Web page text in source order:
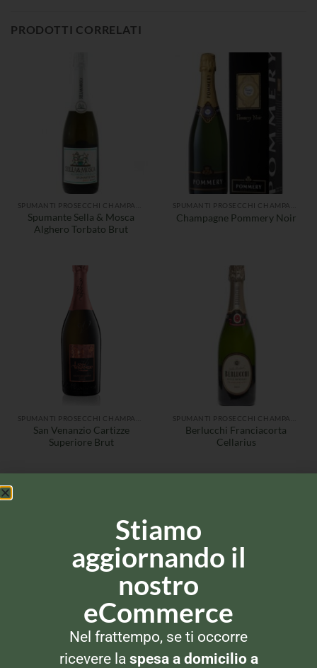
PRODOTTI CORRELATI
Spumante Sella & Mosca
Alghero Torbato Brut
Champagne Pommery Noir
San Venanzio Cartizze
Superiore Brut
Berlucchi Franciacorta
Cellarius
Jejo Prosecco Superiore
San Venanzio Prosecco
Superiore Brut
Stiamo
aggiornando il
nostro
eCommerce
Nel frattempo, se ti occorre
ricevere la spesa a domicilio a